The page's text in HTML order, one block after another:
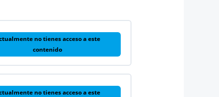
no tienes acceso a este
contenido
no tienes acceso a este